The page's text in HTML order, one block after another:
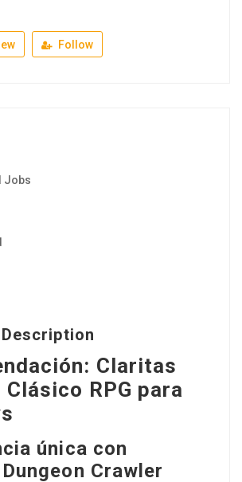
Follow
Jobs
Claritas
Clásico RPG para
única con
Crawler